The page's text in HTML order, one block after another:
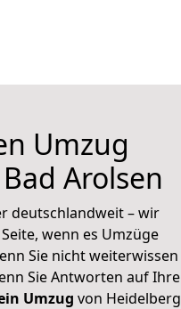
Umzug
Arolsen
deutschlandweit – wir
wenn es Umzüge
Sie nicht weiterwissen
Sie Antworten auf Ihre
Umzug von Heidelberg